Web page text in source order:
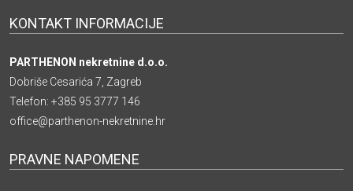
KONTAKT INFORMACIJE
PARTHENON nekretnine d.o.o.
Dobriše Cesarića 7, Zagreb
Telefon: +385 95 3777 146
office@parthenon-nekretnine.hr
PRAVNE NAPOMENE